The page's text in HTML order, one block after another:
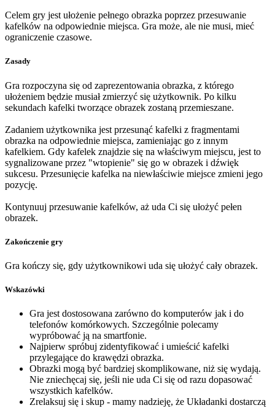
Celem gry jest ułożenie pełnego obrazka poprzez przesuwanie
kafelków na odpowiednie miejsca. Gra może, ale nie musi, mieć
ograniczenie czasowe.
Zasady
Gra rozpoczyna się od zaprezentowania obrazka, z którego
ułożeniem będzie musiał zmierzyć się użytkownik. Po kilku
sekundach kafelki tworzące obrazek zostaną przemieszane.
Zadaniem użytkownika jest przesunąć kafelki z fragmentami
obrazka na odpowiednie miejsca, zamieniając go z innym
kafelkiem. Gdy kafelek znajdzie się na właściwym miejscu, jest to
sygnalizowane przez "wtopienie" się go w obrazek i dźwięk
sukcesu. Przesunięcie kafelka na niewłaściwie miejsce zmieni jego
pozycję.
Kontynuuj przesuwanie kafelków, aż uda Ci się ułożyć pełen
obrazek.
Zakończenie gry
Gra kończy się, gdy użytkownikowi uda się ułożyć cały obrazek.
Wskazówki
Gra jest dostosowana zarówno do komputerów jak i do
telefonów komórkowych. Szczególnie polecamy
wypróbować ją na smartfonie.
Najpierw spróbuj zidentyfikować i umieścić kafelki
przylegające do krawędzi obrazka.
Obrazki mogą być bardziej skomplikowane, niż się wydają.
Nie zniechęcaj się, jeśli nie uda Ci się od razu dopasować
wszystkich kafelków.
Zrelaksuj się i skup - mamy nadzieję, że Układanki dostarczą